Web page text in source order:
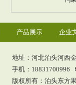
产品展示 企业
地址：河北泊头河西
手机：18831700996
版权所有：泊头东